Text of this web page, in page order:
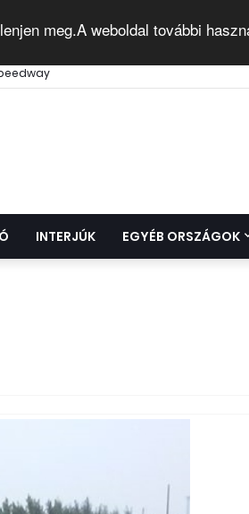
meg.A weboldal további
INTERJÚK EGYÉB ORSZÁGOK